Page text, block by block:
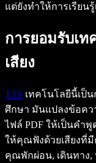
แต่ยังทำให้การเรียน
การยอมรับเ
เสียง
TTS เทคโนโลยีนี้เป็
ศึกษา มันแปลงข้อคว
ไฟล์ PDF ให้เป็นคำ
ให้คุณฟังด้วยเสียงที่
คุณพักผ่อน, เดินทาง,